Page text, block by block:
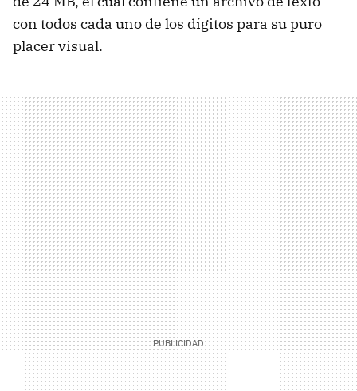
con todos cada uno de los dígitos para su puro
placer visual.